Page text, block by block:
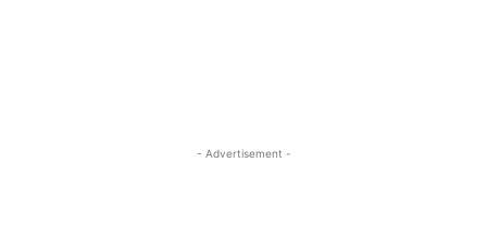
- Advertisement -